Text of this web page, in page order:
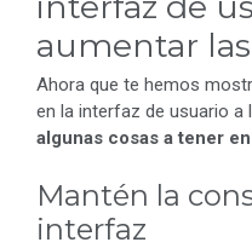
aumentar
Ahora que te hemos
en la interfaz de usuario a
algunas cosas a tener
Mantén la
interfaz